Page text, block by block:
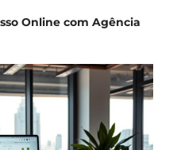
Online com Agência